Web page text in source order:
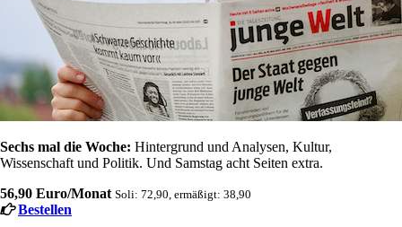
Sechs mal die Woche: Hintergrund und Analysen, Kultur,
Wissenschaft und Politik. Und Samstag acht Seiten extra.
56,90 Euro/Monat Soli: 72,90, ermäßigt: 38,90
Bestellen